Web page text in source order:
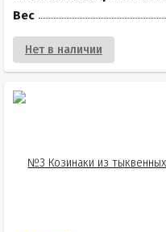
Вес
Нет в наличии